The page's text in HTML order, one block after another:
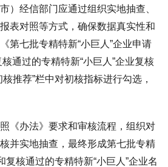
）经信部门应通过组织实地抽查、
表对照等方式，确保数据真实性和
第七批专精特新“小巨人”企业申请
通过的专精特新“小巨人”企业复核
推荐”栏中对初核指标进行勾选，
照《办法》要求和审核流程，组织对
并实地抽查，最终形成第七批专精
复核通过的专精特新“小巨人”企业名